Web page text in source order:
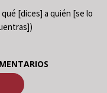
[dices] a quién [se lo